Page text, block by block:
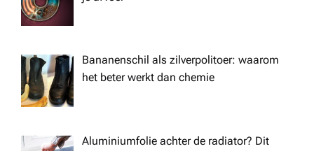
o
n
Bananenschil als zilverpolitoer: waarom
het beter werkt dan chemie
Aluminiumfolie achter de radiator? Dit